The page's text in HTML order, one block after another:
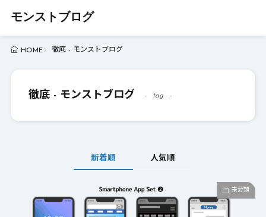
モンストブログ
HOME 徹底 - モンストブログ
徹底 - モンストブログ tag
新着順 人気順
未分類